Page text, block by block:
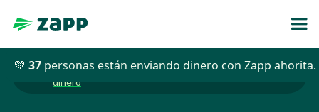
💚 37 personas están enviando dinero con Zapp ahorita.
Blog >>
Envíos de
dinero
>> Cómo enviar dinero a Oxxo desde Estados Unidos